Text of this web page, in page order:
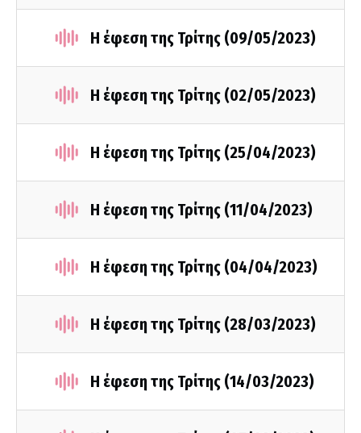
Η έφεση της Τρίτης (09/05/2023)
Η έφεση της Τρίτης (02/05/2023)
Η έφεση της Τρίτης (25/04/2023)
Η έφεση της Τρίτης (11/04/2023)
Η έφεση της Τρίτης (04/04/2023)
Η έφεση της Τρίτης (28/03/2023)
Η έφεση της Τρίτης (14/03/2023)